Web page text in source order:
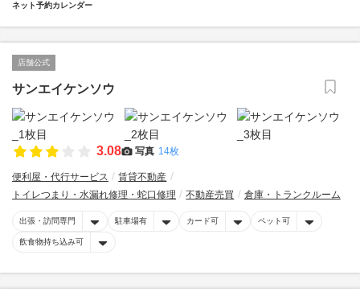
ネット予約カレンダー
店舗公式
サンエイケンソウ
3.08 写真 14枚
便利屋・代行サービス
賃貸不動産
トイレつまり・水漏れ修理・蛇口修理
不動産売買 倉庫・トランクルーム
出張・訪問専門 駐車場有 カード可 ペット可
飲食物持ち込み可